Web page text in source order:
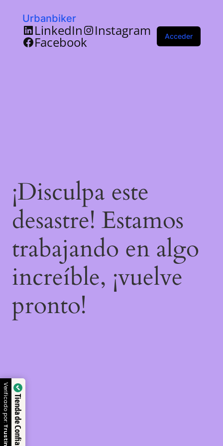
Urbanbiker
LinkedIn Instagram
Facebook Acceder
¡Disculpa este
desastre! Estamos
trabajando en algo
increíble, ¡vuelve
pronto!
Tienda de Confianza
Verificado por: